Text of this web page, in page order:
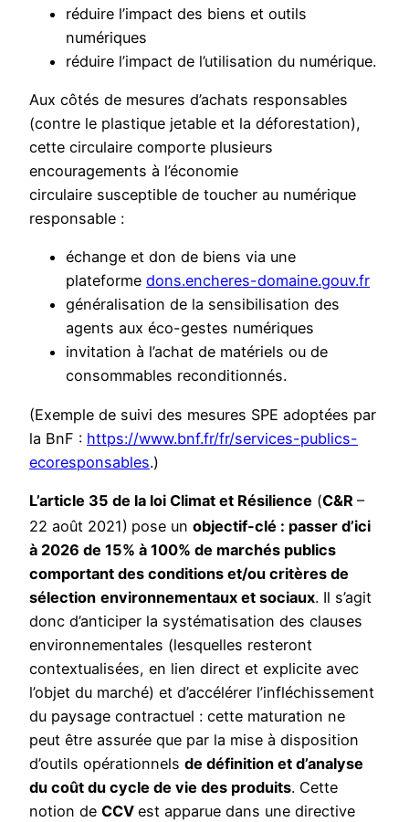
réduire l’impact des biens et outils
numériques
réduire l’impact de l’utilisation du numérique.
Aux côtés de mesures d’achats responsables
(contre le plastique jetable et la déforestation),
cette circulaire comporte plusieurs
encouragements à l’économie
circulaire susceptible de toucher au numérique
responsable :
échange et don de biens via une
plateforme dons.encheres-domaine.gouv.fr
généralisation de la sensibilisation des
agents aux éco-gestes numériques
invitation à l’achat de matériels ou de
consommables reconditionnés.
(Exemple de suivi des mesures SPE adoptées par
la BnF : https://www.bnf.fr/fr/services-publics-
ecoresponsables.)
L’article 35 de la loi Climat et Résilience (C&R –
22 août 2021) pose un objectif-clé : passer d’ici
à 2026 de 15% à 100% de marchés publics
comportant des conditions et/ou critères de
sélection environnementaux et sociaux. Il s’agit
donc d’anticiper la systématisation des clauses
environnementales (lesquelles resteront
contextualisées, en lien direct et explicite avec
l’objet du marché) et d’accélérer l’infléchissement
du paysage contractuel : cette maturation ne
peut être assurée que par la mise à disposition
d’outils opérationnels de définition et d’analyse
du coût du cycle de vie des produits. Cette
notion de CCV est apparue dans une directive